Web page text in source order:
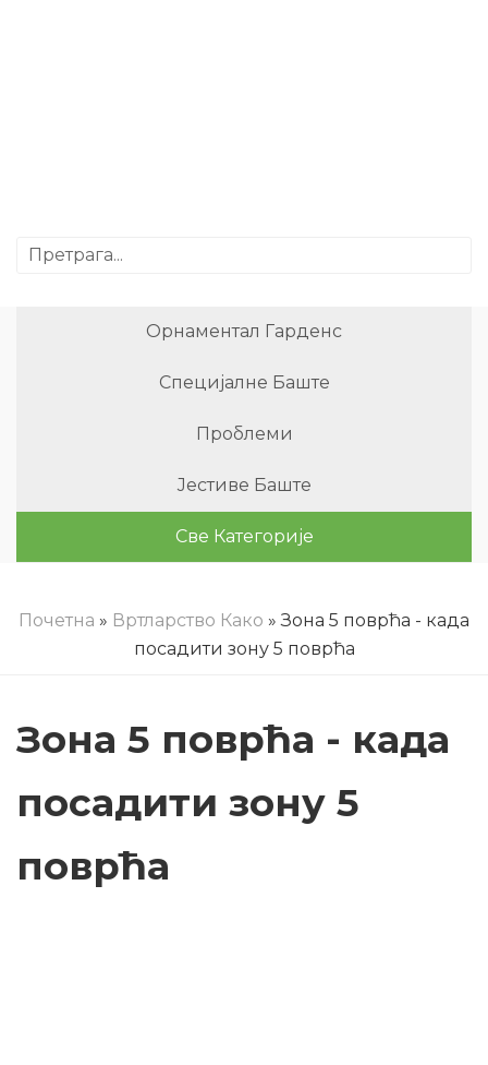
Орнаментал Гарденс
Специјалне Баште
Проблеми
Јестиве Баште
Све Категорије
Почетна » Вртларство Како » Зона 5 поврћа - када
посадити зону 5 поврћа
Зона 5 поврћа - када
посадити зону 5
поврћа